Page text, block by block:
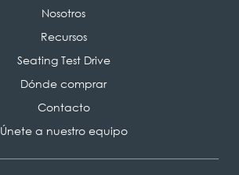
Nosotros
Recursos
Seating Test Drive
Dónde comprar
Contacto
Únete a nuestro equipo